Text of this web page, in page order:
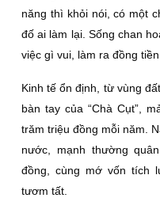
năng thì khỏi nói, có một
đố ai làm lại. Sống chan
việc gì vui, làm ra đồng
Kinh tế ổn định, từ vùng
bàn tay của “Chà Cụt”,
trăm triệu đồng mỗi năm.
nước, mạnh thường
đồng, cùng mớ vốn tích
tươm tất.